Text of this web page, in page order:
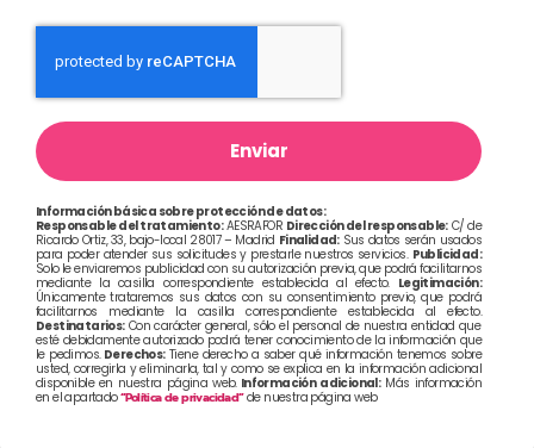
Enviar
Información básica sobre protección de datos:
Responsable del tratamiento:AESRAFOR Dirección del responsable:C/ de
Ricardo Ortiz, 33, bajo-local 28017 – Madrid Finalidad:Sus datos serán usados
para poder atender sus solicitudes y prestarle nuestros servicios. Publicidad:
Solo le enviaremos publicidad con su autorización previa, que podrá facilitarnos
mediante la casilla correspondiente establecida al efecto. Legitimación:
Únicamente trataremos sus datos con su consentimiento previo, que podrá
facilitarnos mediante la casilla correspondiente establecida al efecto.
Destinatarios:Con carácter general, sólo el personal de nuestra entidad que
esté debidamente autorizado podrá tener conocimiento de la información que
le pedimos.Derechos:Tiene derecho a saber qué información tenemos sobre
usted, corregirla y eliminarla, tal y como se explica en la información adicional
disponible en nuestra página web.Información adicional:Más información
en el apartado“Política de privacidad”de nuestra página web